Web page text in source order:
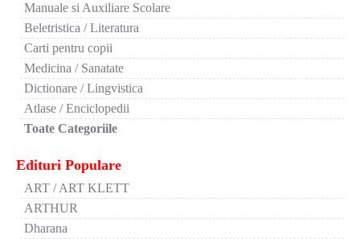
Manuale si Auxiliare Scolare
Beletristica / Literatura
Carti pentru copii
Medicina / Sanatate
Dictionare / Lingvistica
Atlase / Enciclopedii
Toate Categoriile
Edituri Populare
ART / ART KLETT
ARTHUR
Dharana